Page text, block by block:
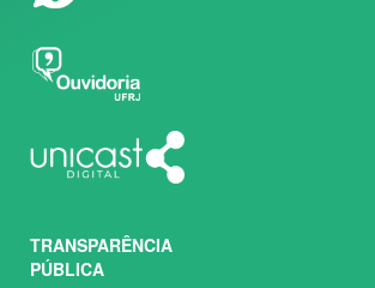
TRANSPARÊNCIA
PÚBLICA